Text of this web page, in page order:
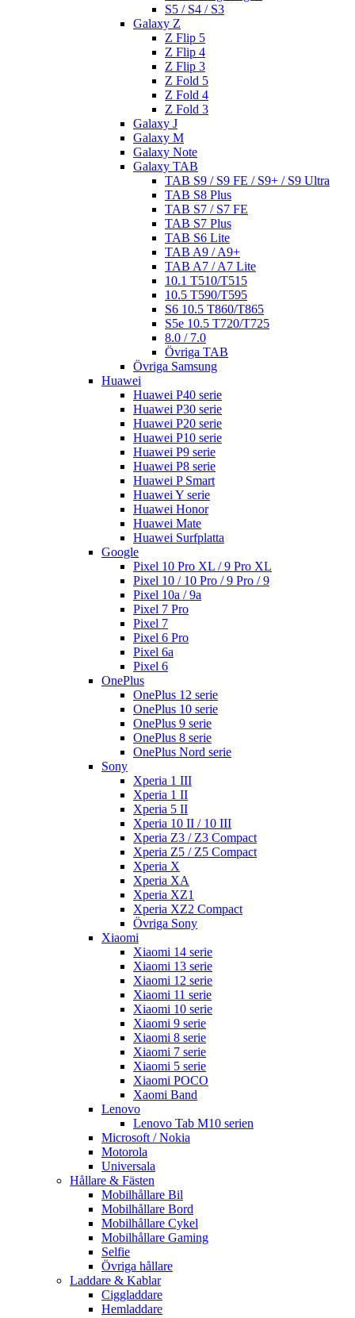
S5 / S4 / S3
Galaxy Z
Z Flip 5
Z Flip 4
Z Flip 3
Z Fold 5
Z Fold 4
Z Fold 3
Galaxy J
Galaxy M
Galaxy Note
Galaxy TAB
TAB S9 / S9 FE / S9+ / S9 Ultra
TAB S8 Plus
TAB S7 / S7 FE
TAB S7 Plus
TAB S6 Lite
TAB A9 / A9+
TAB A7 / A7 Lite
10.1 T510/T515
10.5 T590/T595
S6 10.5 T860/T865
S5e 10.5 T720/T725
8.0 / 7.0
Övriga TAB
Övriga Samsung
Huawei
Huawei P40 serie
Huawei P30 serie
Huawei P20 serie
Huawei P10 serie
Huawei P9 serie
Huawei P8 serie
Huawei P Smart
Huawei Y serie
Huawei Honor
Huawei Mate
Huawei Surfplatta
Google
Pixel 10 Pro XL / 9 Pro XL
Pixel 10 / 10 Pro / 9 Pro / 9
Pixel 10a / 9a
Pixel 7 Pro
Pixel 7
Pixel 6 Pro
Pixel 6a
Pixel 6
OnePlus
OnePlus 12 serie
OnePlus 10 serie
OnePlus 9 serie
OnePlus 8 serie
OnePlus Nord serie
Sony
Xperia 1 III
Xperia 1 II
Xperia 5 II
Xperia 10 II / 10 III
Xperia Z3 / Z3 Compact
Xperia Z5 / Z5 Compact
Xperia X
Xperia XA
Xperia XZ1
Xperia XZ2 Compact
Övriga Sony
Xiaomi
Xiaomi 14 serie
Xiaomi 13 serie
Xiaomi 12 serie
Xiaomi 11 serie
Xiaomi 10 serie
Xiaomi 9 serie
Xiaomi 8 serie
Xiaomi 7 serie
Xiaomi 5 serie
Xiaomi POCO
Xaomi Band
Lenovo
Lenovo Tab M10 serien
Microsoft / Nokia
Motorola
Universala
Hållare & Fästen
Mobilhållare Bil
Mobilhållare Bord
Mobilhållare Cykel
Mobilhållare Gaming
Selfie
Övriga hållare
Laddare & Kablar
Ciggladdare
Hemladdare